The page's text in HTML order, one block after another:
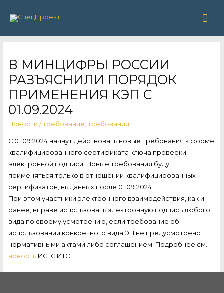
В МИНЦИФРЫ РОССИИ
РАЗЪЯСНИЛИ ПОРЯДОК
ПРИМЕНЕНИЯ КЭП С
01.09.2024
Новости / требование требования
С 01.09.2024 начнут действовать новые требования к форме
квалифицированного сертификата ключа проверки
электронной подписи. Новые требования будут
применяться только в отношении квалифицированных
сертификатов, выданных после 01.09.2024.
При этом участники электронного взаимодействия, как и
ранее, вправе использовать электронную подпись любого
вида по своему усмотрению, если требование об
использовании конкретного вида ЭП не предусмотрено
нормативными актами либо соглашением. Подробнее см.
новостьИС 1С:ИТС.